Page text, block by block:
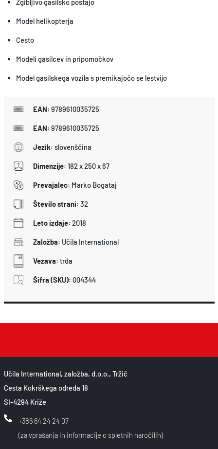
Zgibljivo gasilsko postajo
Model helikopterja
Cesto
Modeli gasilcev in pripomočkov
Model gasilskega vozila s premikajočo se lestvijo
EAN: 9789610035725
EAN: 9789610035725
Jezik: slovenščina
Dimenzije: 182 x 250 x 67
Prevajalec: Marko Bogataj
Število strani: 32
Leto izdaje: 2018
Založba: Učila International
Vezava: trda
Šifra (SKU): 004344
Učila International, založba, d.o.o., Tržič
Cesta Kokrškega odreda 18
SI-4294 Križe
+386 64 24 24 07
(za vprašanja in informacije o spletnih naročilih)